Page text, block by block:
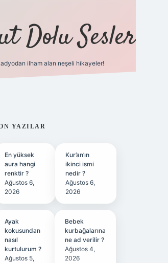
Dolu Sesler
ilham alan neşeli hikayeler!
YAZILAR
En yüksek
aura hangi
renktir ?
Ağustos 6,
2026
Kur’an’ın
ikinci ismi
nedir ?
Ağustos 6,
2026
Ayak
kokusundan
nasıl
kurtulurum ?
Ağustos 5,
Bebek
kurbağalarına
ne ad verilir ?
Ağustos 4,
2026